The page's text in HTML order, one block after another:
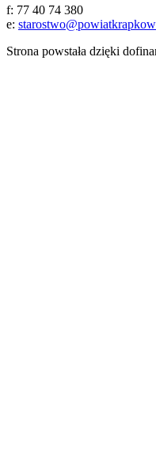
f: 77 40 74 380
e:
Strona powstała dzięki